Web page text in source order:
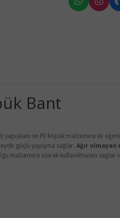
Bant
yapışkanı ve PE köpük malzemesi ile
güçlü yapışma sağlar. Ağır olmayan
malzemesi olarak kullanılmasını sağlar